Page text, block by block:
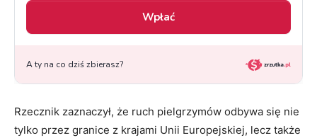
Rzecznik zaznaczył, że ruch pielgrzymów odbywa się nie
tylko przez granice z krajami Unii Europejskiej, lecz także